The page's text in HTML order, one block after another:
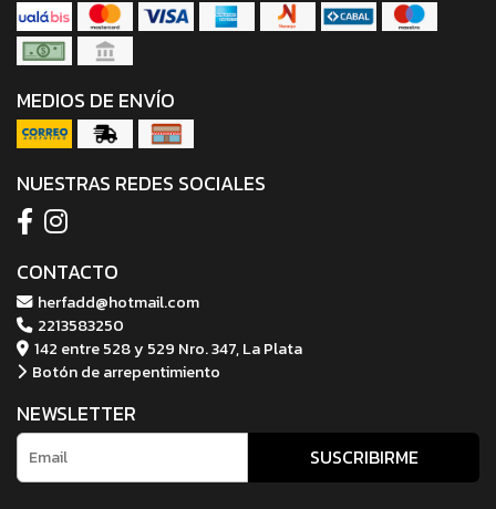
MEDIOS DE ENVÍO
NUESTRAS REDES SOCIALES
CONTACTO
herfadd@hotmail.com
2213583250
142 entre 528 y 529 Nro. 347, La Plata
Botón de arrepentimiento
NEWSLETTER
SUSCRIBIRME